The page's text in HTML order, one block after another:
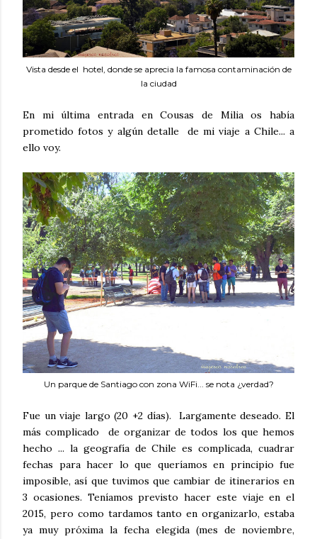
Vista desde el hotel, donde se aprecia la famosa contaminación de
la ciudad
En mi última entrada en Cousas de Milia os había
prometido fotos y algún detalle de mi viaje a Chile... a
ello voy.
Un parque de Santiago con zona WiFi... se nota ¿verdad?
Fue un viaje largo (20 +2 días). Largamente deseado. El
más complicado de organizar de todos los que hemos
hecho ... la geografía de Chile es complicada, cuadrar
fechas para hacer lo que queríamos en principio fue
imposible, así que tuvimos que cambiar de itinerarios en
3 ocasiones. Teníamos previsto hacer este viaje en el
2015, pero como tardamos tanto en organizarlo, estaba
ya muy próxima la fecha elegida (mes de noviembre,